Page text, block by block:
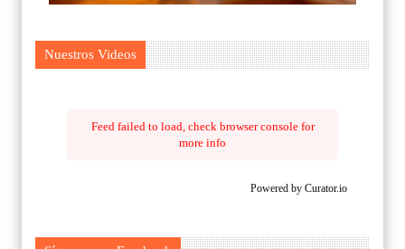
Nuestros Videos
Feed failed to load, check browser console for
more info
Powered by Curator.io